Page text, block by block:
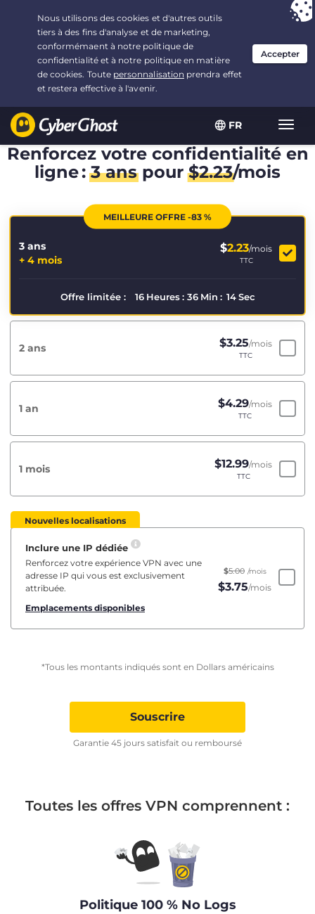
FR
Vous avez opté pour :L'offre la plus avantageuse
3.3333333333333 ans à $2.23/mois
Renforcez votre confidentialité en
ligne :3 anspour$2.23/mois
MEILLEURE OFFRE -83 %
3 ans
+ 4 mois
$2.23/mois
TTC
Offre limitée : 16 Heures : 36 Min : 14 Sec
2 ans $3.25/mois
TTC
1 an $4.29/mois
TTC
1 mois $12.99/mois
TTC
Nouvelles localisations
Inclure une IP dédiée
Renforcez votre expérience VPN avec une
adresse IP qui vous est exclusivement
attribuée.
Emplacements disponibles
$5.00 /mois
$3.75/mois
*Tous les montants indiqués sont en Dollars américains
Souscrire
Garantie 45 jours satisfait ou remboursé
Toutes les offres VPN comprennent :
Politique 100 % No Logs